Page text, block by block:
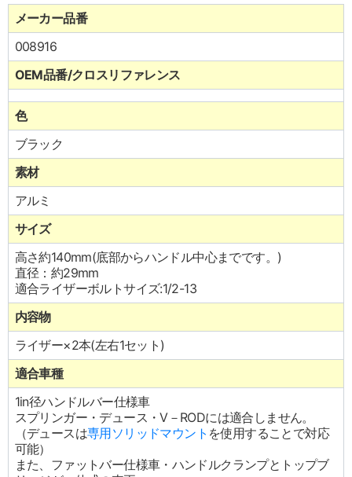
メーカー品番
008916
OEM品番/クロスリファレンス
色
ブラック
素材
アルミ
サイズ
高さ約140mm(底部からハンドル中心までです。)
直径：約29mm
適合ライザーボルトサイズ:1/2-13
内容物
ライザー×2本(左右1セット)
適合車種
1in径ハンドルバー仕様車
スプリンガー・デュース・V－RODには適合しません。
（デュースは専用ソリッドマウント を使用することで対応
可能）
また、ファットバー仕様車・ハンドルクランプとトップブ